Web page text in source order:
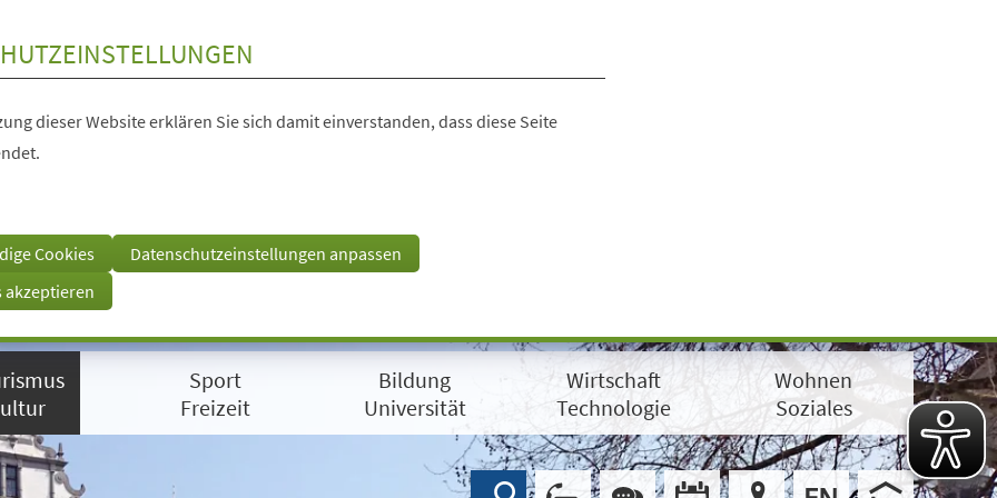
dieser Website erklären Sie sich damit einverstanden, dass diese Seite
Cookies
Datenschutzeinstellungen anpassen
akzeptieren
Sport
Freizeit
Bildung
Universität
Wirtschaft
Technologie
Wohnen
Soziales